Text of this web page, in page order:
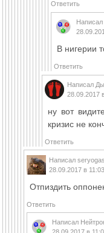
Ответить
Написал
В нигерии
Ответить
Написал
28.09.2017
ну вот
кризис не
Ответить
Написал seryogas
28.09.2017 в
Отпиздить
Ответить
Написал